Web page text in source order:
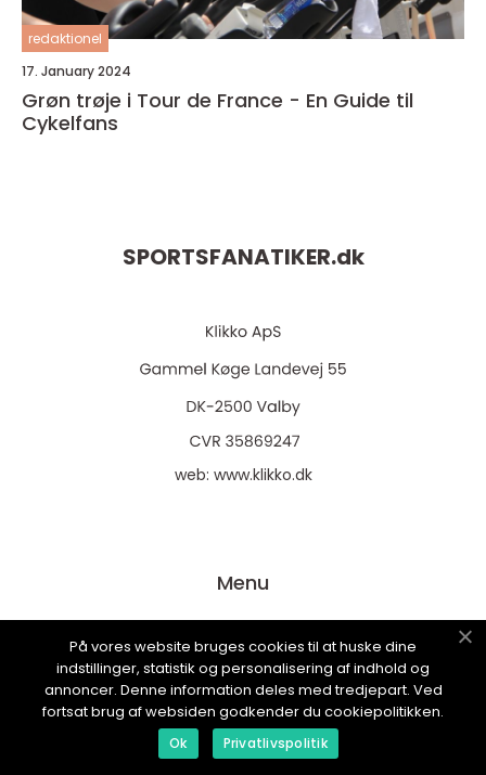
redaktionel
17. January 2024
Grøn trøje i Tour de France - En Guide til
Cykelfans
SPORTSFANATIKER.dk
web: www.klikko.dk
Menu
Annoncering
Om os
Cookies
Kontakt os
På vores website bruges cookies til at huske dine
indstillinger, statistik og personalisering af indhold og
annoncer. Denne information deles med tredjepart. Ved
fortsat brug af websiden godkender du cookiepolitikken.
Ok Privatlivspolitik